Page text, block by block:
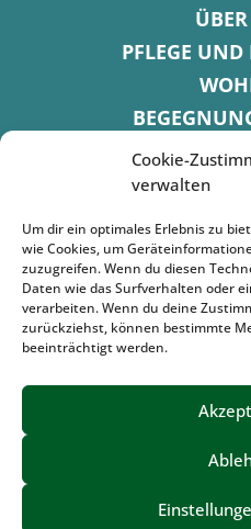
Cookie-
verwalten
Um dir ein optimales Erlebnis zu
wie Cookies, um
zuzugreifen. Wenn du diesen
Daten wie das Surfverhalten oder
verarbeiten. Wenn du deine
zurückziehst, können bestimmte
beeinträchtigt werden.
PFLEGE
KINDER
IBAN: DE72 3702